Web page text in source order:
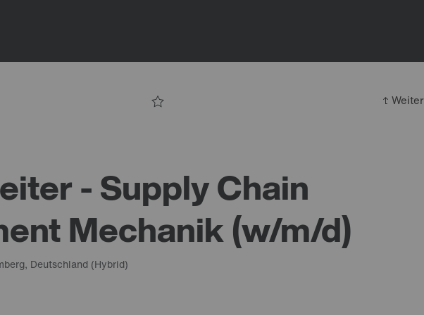
- Supply Chain
Mechanik (w/m/d)
Deutschland (Hybrid)